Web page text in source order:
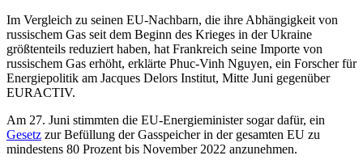
Im Vergleich zu seinen EU-Nachbarn, die ihre Abhängigkeit von
russischem Gas seit dem Beginn des Krieges in der Ukraine
größtenteils reduziert haben, hat Frankreich seine Importe von
russischem Gas erhöht, erklärte Phuc-Vinh Nguyen, ein Forscher für
Energiepolitik am Jacques Delors Institut, Mitte Juni gegenüber
EURACTIV.
Am 27. Juni stimmten die EU-Energieminister sogar dafür, ein
Gesetz zur Befüllung der Gasspeicher in der gesamten EU zu
mindestens 80 Prozent bis November 2022 anzunehmen.